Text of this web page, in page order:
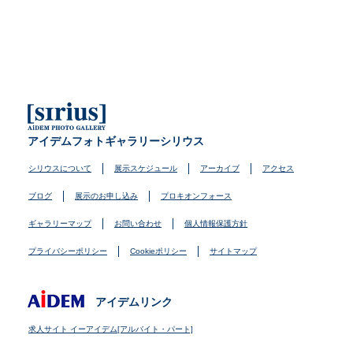
アイデムフォトギャラリーシリウス
シリウスについて 展示スケジュール アーカイブ アクセス
ブログ 展示のお申し込み プロキオンフォース
ギャラリーマップ お問い合わせ 個人情報保護方針
プライバシーポリシー Cookieポリシー サイトマップ
アイデムリンク
求人サイト イーアイデム[アルバイト・パート]